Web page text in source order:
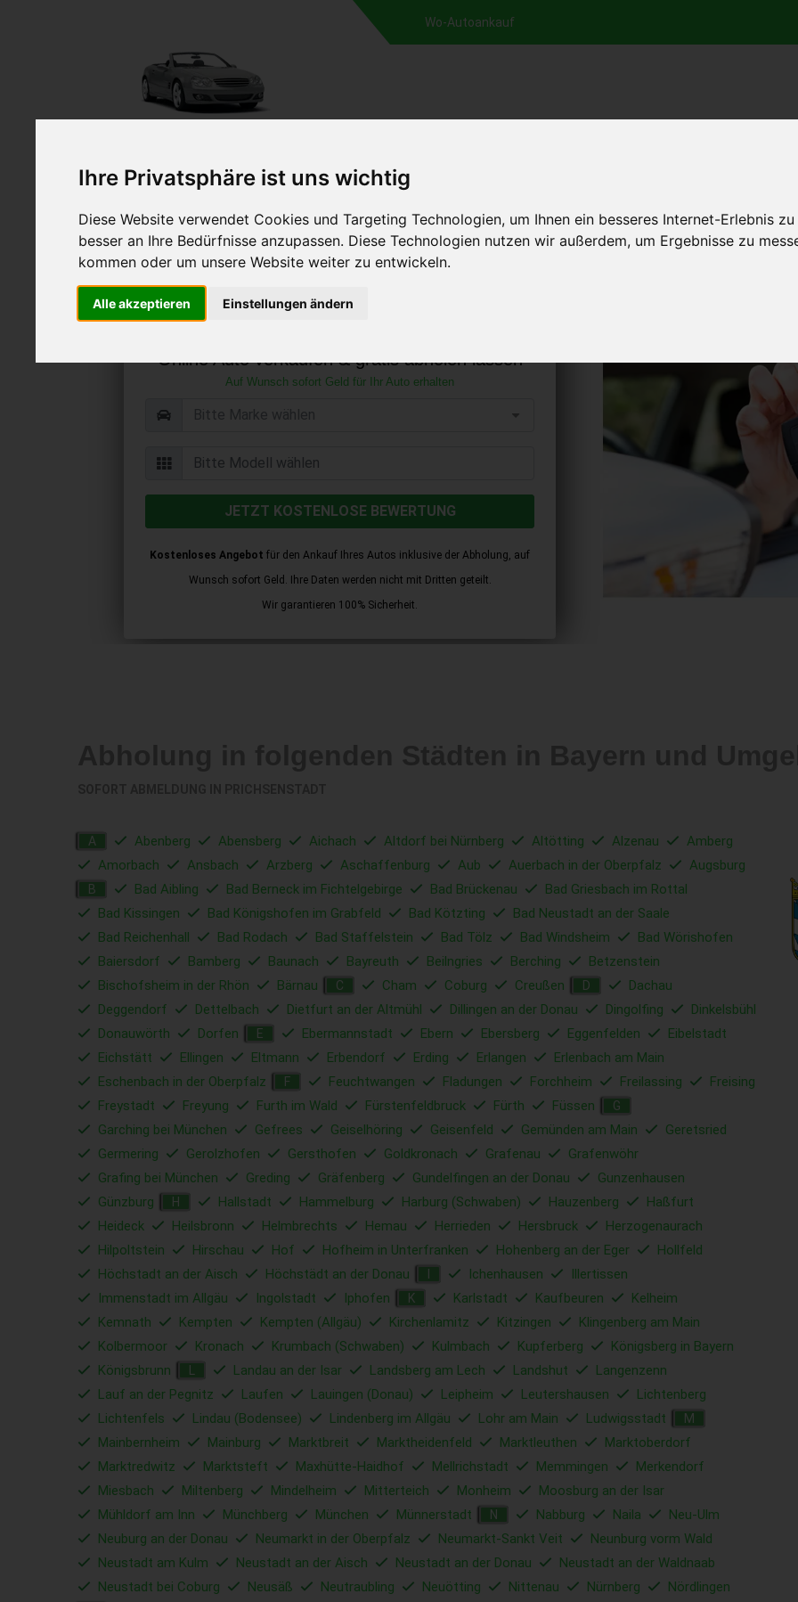
Ihre Privatsphäre ist uns wichtig
Diese Website verwendet Cookies und Targeting Technologien, um Ihnen ein besseres Internet-Erlebnis
besser an Ihre Bedürfnisse anzupassen. Diese Technologien nutzen wir außerdem, um Ergebnisse zu
kommen oder um unsere Website weiter zu entwickeln.
Alle akzeptieren Einstellungen ändern
Wo-Autoankauf
HOME AUTOANKAUF
Autoankauf in Prichsenstadt Bayern
Online Auto verkaufen & gratis abholen lassen
Auf Wunsch sofort Geld für Ihr Auto erhalten
JETZT KOSTENLOSE BEWERTUNG
Kostenloses Angebot für den Ankauf Ihres Autos inklusive der Abholung, auf
Wunsch sofort Geld. Ihre Daten werden nicht mit Dritten geteilt.
Wir garantieren 100% Sicherheit.
A Abenberg Abensberg Aichach Altdorf bei Nürnberg Altötting Alzenau
Amberg
Amorbach
Ansbach Arzberg Aschaffenburg Aub Auerbach in der Oberpfalz Augsburg
B Bad Aibling Bad Berneck im Fichtelgebirge Bad Brückenau
Bad Griesbach im Rottal
Bad Kissingen
Bad Königshofen im Grabfeld Bad Kötzting
Bad Neustadt an der Saale
Bad Reichenhall
Bad Rodach Bad Staffelstein Bad Tölz Bad Windsheim
Bad Wörishofen
Baiersdorf
Bamberg Baunach Bayreuth Beilngries Berching
Betzenstein
Bischofsheim in der Rhön
Bärnau C Cham Coburg Creußen D
Dachau
Deggendorf
Dettelbach Dietfurt an der Altmühl Dillingen an der Donau Dingolfing
Dinkelsbühl
Donauwörth
Dorfen E Ebermannstadt Ebern Ebersberg Eggenfelden
Eibelstadt
Eichstätt
Ellingen Eltmann Erbendorf Erding Erlangen
Erlenbach am Main
Eschenbach in der Oberpfalz
F Feuchtwangen Fladungen Forchheim Freilassing
Freising
Freystadt
Freyung Furth im Wald Fürstenfeldbruck Fürth Füssen G
Garching bei München Gefrees Geiselhöring Geisenfeld Gemünden am Main
Geretsried
Germering
Gerolzhofen Gersthofen Goldkronach Grafenau
Grafenwöhr
Grafing bei München
Greding Gräfenberg Gundelfingen an der Donau
Gunzenhausen
Günzburg
H Hallstadt Hammelburg Harburg (Schwaben) Hauzenberg
Haßfurt
Heideck
Heilsbronn Helmbrechts Hemau Herrieden Hersbruck
Herzogenaurach
Hilpoltstein
Hirschau Hof Hofheim in Unterfranken Hohenberg an der Eger
Hollfeld
Höchstadt an der Aisch
Höchstädt an der Donau Ichenhausen
Illertissen
Immenstadt im Allgäu
Ingolstadt Iphofen K Karlstadt Kaufbeuren
Kelheim
Kemnath
Kempten Kempten (Allgäu) Kirchenlamitz Kitzingen
Klingenberg am Main
Kolbermoor
Kronach Krumbach (Schwaben) Kulmbach Kupferberg
Königsberg in Bayern
Königsbrunn
Landau an der Isar Landsberg am Lech Landshut
Langenzenn
Lauf an der Pegnitz
Laufen Lauingen (Donau) Leipheim Leutershausen
Lichtenberg
Lichtenfels
Lindau (Bodensee) Lindenberg im Allgäu Lohr am Main Ludwigsstadt M
Mainbernheim Mainburg Marktbreit Marktheidenfeld Marktleuthen
Marktoberdorf
Marktredwitz
Marktsteft Maxhütte-Haidhof Mellrichstadt Memmingen
Merkendorf
Miesbach
Miltenberg Mindelheim Mitterteich Monheim
Moosburg an der Isar
Mühldorf am Inn
Münchberg München Münnerstadt N Nabburg Naila
Neu-Ulm
Neuburg an der Donau
Neumarkt in der Oberpfalz Neumarkt-Sankt Veit
Neunburg vorm Wald
Neustadt am Kulm
Neustadt an der Aisch Neustadt an der Donau
Neustadt an der Waldnaab
Neustadt bei Coburg
Neusäß Neutraubling Neuötting Nittenau Nürnberg Nördlingen